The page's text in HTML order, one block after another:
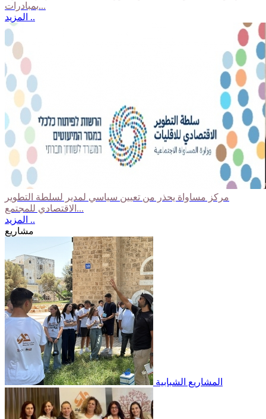
بمبادرات...
المزيد ..
مركز مساواة يحذر من تعيين سياسي لمدير لسلطة التطوير
الاقتصادي للمجتمع...
المزيد ..
مشاريع
المشاريع الشبابية